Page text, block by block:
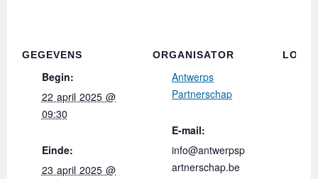
GEGEVENS
Begin:
22 april 2025 @
09:30
Einde:
23 april 2025 @
ORGANISATOR
Antwerps
Partnerschap
E-mail:
info@antwerpsp
artnerschap.be